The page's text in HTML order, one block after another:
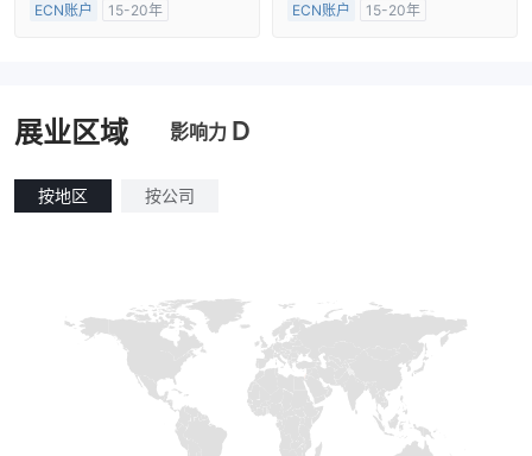
ECN账户
15-20年
ECN账户
15-20年
展业区域 影响力 D
按地区 按公司